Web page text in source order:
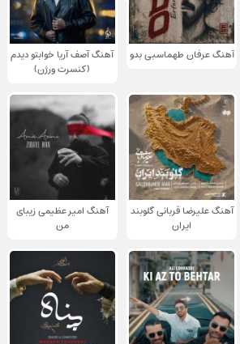
آهنگ عرفان طهماسبی بدو
آهنگ آصف آریا خوابتو دیدم
(کنسرت ورژن)
آهنگ علیرضا قربانی گلوبند
ایران
آهنگ امیر عظیمی زیبای
من